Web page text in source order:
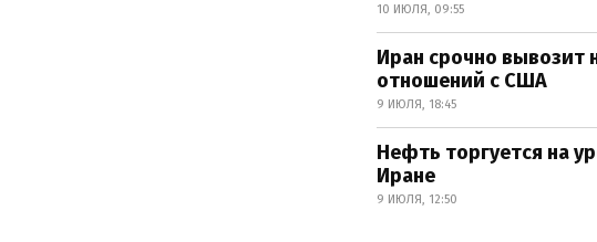
10 ИЮЛЯ, 09:55
Иран срочно вывозит
отношений с США
9 ИЮЛЯ, 18:45
Нефть торгуется на
Иране
9 ИЮЛЯ, 12:50